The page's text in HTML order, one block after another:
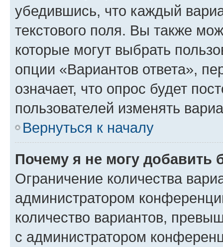
убедившись, что каждый
текстового поля. Вы также
которые могут выбрать
опции «Вариантов ответа»,
означает, что опрос будет
пользователей изменять
Вернуться к началу
Почему я не могу добавить
Ограничение количества
администратором
количество вариантов,
с администратором